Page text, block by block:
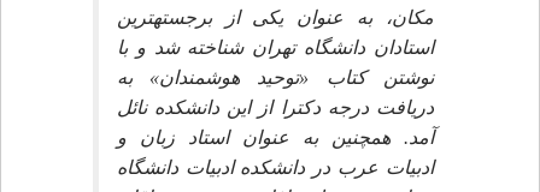
مكان، به عنوان يكى از برجسته‏ترين
استادان دانشگاه تهران شناخته شد و با
نوشتن كتاب «توحيد هوشمندان» به
دريافت درجه دكترا از اين دانشكده نائل
آمد. هم‏چنين به عنوان استاد زبان و
ادبيات عرب در دانشكده ادبيات دانشگاه